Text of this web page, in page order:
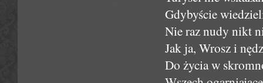
Gdybyście
Nie raz nudy nikt
Jak ja, Wrosz i
Do życia w